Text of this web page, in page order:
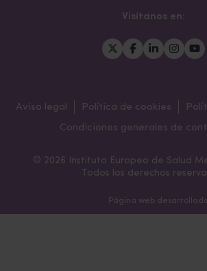
Visítanos en:
Aviso legal Política de cookies
Condiciones generales de
© 2026 Instituto Europeo de Salud
Todos los derechos
Página web